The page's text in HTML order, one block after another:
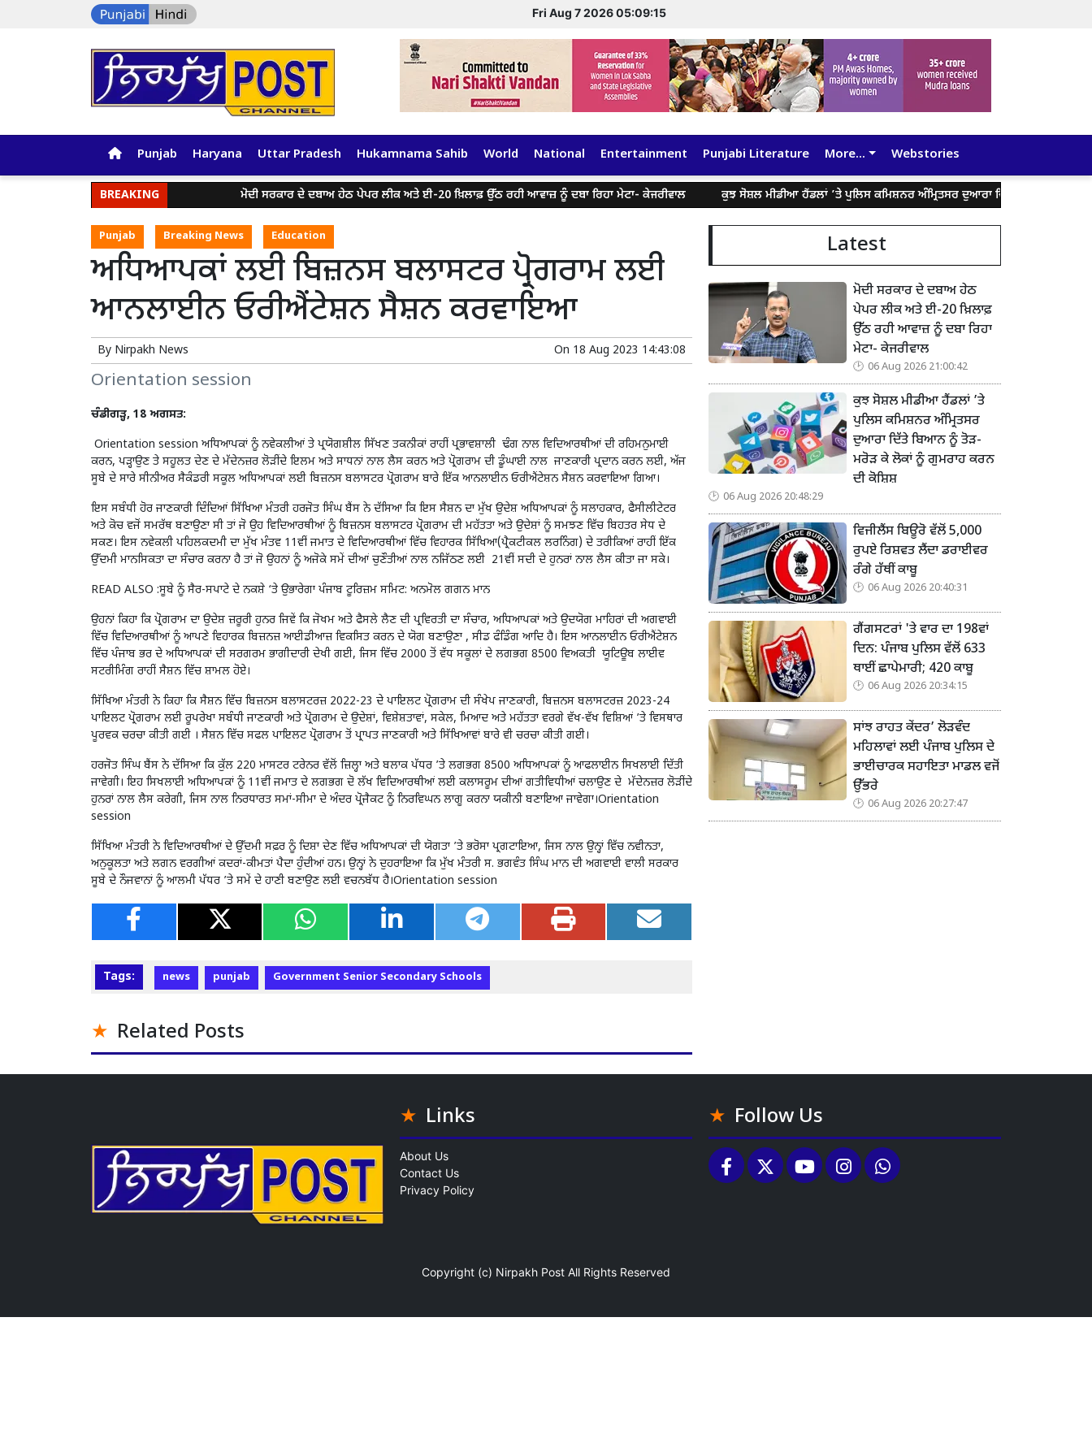
Fri Aug 7 2026 05:09:16
Punjab Haryana Uttar Pradesh Hukamnama Sahib World National Entertainment Punjabi Literature More... Webstories
BREAKING ਮੋਦੀ ਸਰਕਾਰ ਦੇ ਦਬਾਅ ਹੇਠ ਪੇਪਰ ਲੀਕ ਅਤੇ ਈ-20 ਖ਼ਿਲਾਫ਼ ਉੱਠ ਰਹੀ ਆਵਾਜ਼ ਨੂੰ ਦਬਾ ਰਿਹਾ ਮੇਟਾ- ਕੇਜਰੀਵਾਲ ਕੁਝ ਸੋਸ਼ਲ ਮੀਡੀਆ ਹੈਂਡਲਾਂ ’ਤੇ ਪੁਲਿਸ ਕਮਿਸ਼ਨਰ ਅੰਮ੍ਰਿਤਸਰ ਦੁਆਰਾ ਦਿੱਤੇ ਬਿਆਨ ਨੂੰ ਤੋੜ-ਮਰੋੜ
Punjab Breaking News Education
ਅਧਿਆਪਕਾਂ ਲਈ ਬਿਜ਼ਨਸ ਬਲਾਸਟਰ ਪ੍ਰੋਗਰਾਮ ਲਈ
ਆਨਲਾਈਨ ਓਰੀਐਂਟੇਸ਼ਨ ਸੈਸ਼ਨ ਕਰਵਾਇਆ
By Nirpakh News On 18 Aug 2023 14:43:08
Orientation session
ਚੰਡੀਗੜ੍ਹ, 18 ਅਗਸਤ:
Orientation session ਅਧਿਆਪਕਾਂ ਨੂੰ ਨਵੇਕਲੀਆਂ ਤੇ ਪ੍ਰਯੋਗਸ਼ੀਲ ਸਿੱਖਣ ਤਕਨੀਕਾਂ ਰਾਹੀਂ ਪ੍ਰਭਾਵਸ਼ਾਲੀ ਢੰਗ ਨਾਲ ਵਿਦਿਆਰਥੀਆਂ ਦੀ ਰਹਿਮਨੁਮਾਈ
ਕਰਨ, ਪੜ੍ਹਾਉਣ ਤੇ ਸਹੂਲਤ ਦੇਣ ਦੇ ਮੱਦੇਨਜ਼ਰ ਲੋੜੀਂਦੇ ਇਲਮ ਅਤੇ ਸਾਧਨਾਂ ਨਾਲ ਲੈਸ ਕਰਨ ਅਤੇ ਪ੍ਰੋਗਰਾਮ ਦੀ ਡੂੰਘਾਈ ਨਾਲ ਜਾਣਕਾਰੀ ਪ੍ਰਦਾਨ ਕਰਨ ਲਈ, ਅੱਜ
ਸੂਬੇ ਦੇ ਸਾਰੇ ਸੀਨੀਅਰ ਸੈਕੰਡਰੀ ਸਕੂਲ ਅਧਿਆਪਕਾਂ ਲਈ ਬਿਜ਼ਨਸ ਬਲਾਸਟਰ ਪ੍ਰੋਗਰਾਮ ਬਾਰੇ ਇੱਕ ਆਨਲਾਈਨ ਓਰੀਐਂਟੇਸ਼ਨ ਸੈਸ਼ਨ ਕਰਵਾਇਆ ਗਿਆ।
ਇਸ ਸਬੰਧੀ ਹੋਰ ਜਾਣਕਾਰੀ ਦਿੰਦਿਆਂ ਸਿੱਖਿਆ ਮੰਤਰੀ ਹਰਜੋਤ ਸਿੰਘ ਬੈਂਸ ਨੇ ਦੱਸਿਆ ਕਿ ਇਸ ਸੈਸ਼ਨ ਦਾ ਮੁੱਖ ਉਦੇਸ਼ ਅਧਿਆਪਕਾਂ ਨੂੰ ਸਲਾਹਕਾਰ, ਫੈਸੀਲੀਟੇਟਰ
ਅਤੇ ਕੋਚ ਵਜੋਂ ਸਮਰੱਥ ਬਣਾਉਣਾ ਸੀ ਤਾਂ ਜੋ ਉਹ ਵਿਦਿਆਰਥੀਆਂ ਨੂੰ ਬਿਜ਼ਨਸ ਬਲਾਸਟਰ ਪ੍ਰੋਗਰਾਮ ਦੀ ਮਹੱਤਤਾ ਅਤੇ ਉਦੇਸ਼ਾਂ ਨੂੰ ਸਮਝਣ ਵਿੱਚ ਬਿਹਤਰ ਸੇਧ ਦੇ
ਸਕਣ। ਇਸ ਨਵੇਕਲੀ ਪਹਿਲਕਦਮੀ ਦਾ ਮੁੱਖ ਮੰਤਵ 11ਵੀਂ ਜਮਾਤ ਦੇ ਵਿਦਿਆਰਥੀਆਂ ਵਿੱਚ ਵਿਹਾਰਕ ਸਿੱਖਿਆ(ਪ੍ਰੈਕਟੀਕਲ ਲਰਨਿੰਗ) ਦੇ ਤਰੀਕਿਆਂ ਰਾਹੀਂ ਇੱਕ
ਉੱਦਮੀ ਮਾਨਸਿਕਤਾ ਦਾ ਸੰਚਾਰ ਕਰਨਾ ਹੈ ਤਾਂ ਜੋ ਉਹਨਾਂ ਨੂੰ ਅਜੋਕੇ ਸਮੇਂ ਦੀਆਂ ਚੁਣੌਤੀਆਂ ਨਾਲ ਨਜਿੱਠਣ ਲਈ 21ਵੀਂ ਸਦੀ ਦੇ ਹੁਨਰਾਂ ਨਾਲ ਲੈਸ ਕੀਤਾ ਜਾ ਸਕੇ।
READ ALSO :ਸੂਬੇ ਨੂੰ ਸੈਰ-ਸਪਾਟੇ ਦੇ ਨਕਸ਼ੇ ‘ਤੇ ਉਭਾਰੇਗਾ ਪੰਜਾਬ ਟੂਰਿਜ਼ਮ ਸਮਿਟ: ਅਨਮੋਲ ਗਗਨ ਮਾਨ
ਉਹਨਾਂ ਕਿਹਾ ਕਿ ਪ੍ਰੋਗਰਾਮ ਦਾ ਉਦੇਸ਼ ਜ਼ਰੂਰੀ ਹੁਨਰ ਜਿਵੇਂ ਕਿ ਜੋਖਮ ਅਤੇ ਫੈਸਲੇ ਲੈਣ ਦੀ ਪ੍ਰਵਿਰਤੀ ਦਾ ਸੰਚਾਰ, ਅਧਿਆਪਕਾਂ ਅਤੇ ਉਦਯੋਗ ਮਾਹਿਰਾਂ ਦੀ ਅਗਵਾਈ
ਵਿੱਚ ਵਿਦਿਆਰਥੀਆਂ ਨੂੰ ਆਪਣੇ ਵਿਹਾਰਕ ਬਿਜ਼ਨਜ਼ ਆਈਡੀਆਜ਼ ਵਿਕਸਿਤ ਕਰਨ ਦੇ ਯੋਗ ਬਣਾਉਣਾ , ਸੀਡ ਫੰਡਿੰਗ ਆਦਿ ਹੈ। ਇਸ ਆਨਲਾਈਨ ਓਰੀਐਂਟੇਸ਼ਨ
ਵਿੱਚ ਪੰਜਾਬ ਭਰ ਦੇ ਅਧਿਆਪਕਾਂ ਦੀ ਸਰਗਰਮ ਭਾਗੀਦਾਰੀ ਦੇਖੀ ਗਈ, ਜਿਸ ਵਿੱਚ 2000 ਤੋਂ ਵੱਧ ਸਕੂਲਾਂ ਦੇ ਲਗਭਗ 8500 ਵਿਅਕਤੀ ਯੂਟਿਊਬ ਲਾਈਵ
ਸਟਰੀਮਿੰਗ ਰਾਹੀਂ ਸੈਸ਼ਨ ਵਿੱਚ ਸ਼ਾਮਲ ਹੋਏ।
ਸਿੱਖਿਆ ਮੰਤਰੀ ਨੇ ਕਿਹਾ ਕਿ ਸੈਸ਼ਨ ਵਿੱਚ ਬਿਜ਼ਨਸ ਬਲਾਸਟਰਜ਼ 2022-23 ਦੇ ਪਾਇਲਟ ਪ੍ਰੋਗਰਾਮ ਦੀ ਸੰਖੇਪ ਜਾਣਕਾਰੀ, ਬਿਜ਼ਨਸ ਬਲਾਸਟਰਜ਼ 2023-24
ਪਾਇਲਟ ਪ੍ਰੋਗਰਾਮ ਲਈ ਰੂਪਰੇਖਾ ਸਬੰਧੀ ਜਾਣਕਾਰੀ ਅਤੇ ਪ੍ਰੋਗਰਾਮ ਦੇ ਉਦੇਸ਼ਾਂ, ਵਿਸ਼ੇਸ਼ਤਾਵਾਂ, ਸਕੇਲ, ਮਿਆਦ ਅਤੇ ਮਹੱਤਤਾ ਵਰਗੇ ਵੱਖ-ਵੱਖ ਵਿਸ਼ਿਆਂ ’ਤੇ ਵਿਸਥਾਰ
ਪੂਰਵਕ ਚਰਚਾ ਕੀਤੀ ਗਈ । ਸੈਸ਼ਨ ਵਿੱਚ ਸਫਲ ਪਾਇਲਟ ਪ੍ਰੋਗਰਾਮ ਤੋਂ ਪ੍ਰਾਪਤ ਜਾਣਕਾਰੀ ਅਤੇ ਸਿੱਖਿਆਵਾਂ ਬਾਰੇ ਵੀ ਚਰਚਾ ਕੀਤੀ ਗਈ।
ਹਰਜੋਤ ਸਿੰਘ ਬੈਂਸ ਨੇ ਦੱਸਿਆ ਕਿ ਕੁੱਲ 220 ਮਾਸਟਰ ਟਰੇਨਰ ਵੱਲੋਂ ਜ਼ਿਲ੍ਹਾ ਅਤੇ ਬਲਾਕ ਪੱਧਰ ’ਤੇ ਲਗਭਗ 8500 ਅਧਿਆਪਕਾਂ ਨੂੰ ਆਫਲਾਈਨ ਸਿਖਲਾਈ ਦਿੱਤੀ
ਜਾਵੇਗੀ। ਇਹ ਸਿਖਲਾਈ ਅਧਿਆਪਕਾਂ ਨੂੰ 11ਵੀਂ ਜਮਾਤ ਦੇ ਲਗਭਗ ਦੋ ਲੱਖ ਵਿਦਿਆਰਥੀਆਂ ਲਈ ਕਲਾਸਰੂਮ ਦੀਆਂ ਗਤੀਵਿਧੀਆਂ ਚਲਾਉਣ ਦੇ ਮੱਦੇਨਜ਼ਰ ਲੋੜੀਂਦੇ
ਹੁਨਰਾਂ ਨਾਲ ਲੈਸ ਕਰੇਗੀ, ਜਿਸ ਨਾਲ ਨਿਰਧਾਰਤ ਸਮਾਂ-ਸੀਮਾ ਦੇ ਅੰਦਰ ਪ੍ਰੋਜੈਕਟ ਨੂੰ ਨਿਰਵਿਘਨ ਲਾਗੂ ਕਰਨਾ ਯਕੀਨੀ ਬਣਾਇਆ ਜਾਵੇਗਾ।Orientation
session
ਸਿੱਖਿਆ ਮੰਤਰੀ ਨੇ ਵਿਦਿਆਰਥੀਆਂ ਦੇ ਉੱਦਮੀ ਸਫ਼ਰ ਨੂੰ ਦਿਸ਼ਾ ਦੇਣ ਵਿੱਚ ਅਧਿਆਪਕਾਂ ਦੀ ਯੋਗਤਾ ’ਤੇ ਭਰੋਸਾ ਪ੍ਰਗਟਾਇਆ, ਜਿਸ ਨਾਲ ਉਨ੍ਹਾਂ ਵਿੱਚ ਨਵੀਨਤਾ,
ਅਨੁਕੂਲਤਾ ਅਤੇ ਲਗਨ ਵਰਗੀਆਂ ਕਦਰਾਂ-ਕੀਮਤਾਂ ਪੈਦਾ ਹੁੰਦੀਆਂ ਹਨ। ਉਨ੍ਹਾਂ ਨੇ ਦੁਹਰਾਇਆ ਕਿ ਮੁੱਖ ਮੰਤਰੀ ਸ. ਭਗਵੰਤ ਸਿੰਘ ਮਾਨ ਦੀ ਅਗਵਾਈ ਵਾਲੀ ਸਰਕਾਰ
ਸੂਬੇ ਦੇ ਨੌਜਵਾਨਾਂ ਨੂੰ ਆਲਮੀ ਪੱਧਰ ’ਤੇ ਸਮੇਂ ਦੇ ਹਾਣੀ ਬਣਾਉਣ ਲਈ ਵਚਨਬੱਧ ਹੈ।Orientation session
Tags: news punjab Government Senior Secondary Schools
Related Posts
Latest
ਮੋਦੀ ਸਰਕਾਰ ਦੇ ਦਬਾਅ ਹੇਠ
ਪੇਪਰ ਲੀਕ ਅਤੇ ਈ-20 ਖ਼ਿਲਾਫ਼
ਉੱਠ ਰਹੀ ਆਵਾਜ਼ ਨੂੰ ਦਬਾ ਰਿਹਾ
ਮੇਟਾ- ਕੇਜਰੀਵਾਲ
06 Aug 2026 21:00:42
ਕੁਝ ਸੋਸ਼ਲ ਮੀਡੀਆ ਹੈਂਡਲਾਂ ’ਤੇ
ਪੁਲਿਸ ਕਮਿਸ਼ਨਰ ਅੰਮ੍ਰਿਤਸਰ
ਦੁਆਰਾ ਦਿੱਤੇ ਬਿਆਨ ਨੂੰ ਤੋੜ-
ਮਰੋੜ ਕੇ ਲੋਕਾਂ ਨੂੰ ਗੁਮਰਾਹ ਕਰਨ
ਦੀ ਕੋਸ਼ਿਸ਼
06 Aug 2026 20:48:29
ਵਿਜੀਲੈਂਸ ਬਿਊਰੋ ਵੱਲੋਂ 5,000
ਰੁਪਏ ਰਿਸ਼ਵਤ ਲੈਂਦਾ ਡਰਾਈਵਰ
ਰੰਗੇ ਹੱਥੀਂ ਕਾਬੂ
06 Aug 2026 20:40:31
ਗੈਂਗਸਟਰਾਂ 'ਤੇ ਵਾਰ ਦਾ 198ਵਾਂ
ਦਿਨ: ਪੰਜਾਬ ਪੁਲਿਸ ਵੱਲੋਂ 633
ਥਾਈਂ ਛਾਪੇਮਾਰੀ; 420 ਕਾਬੂ
06 Aug 2026 20:34:15
ਸਾਂਝ ਰਾਹਤ ਕੇਂਦਰ’ ਲੋੜਵੰਦ
ਮਹਿਲਾਵਾਂ ਲਈ ਪੰਜਾਬ ਪੁਲਿਸ ਦੇ
ਭਾਈਚਾਰਕ ਸਹਾਇਤਾ ਮਾਡਲ ਵਜੋਂ
ਉੱਭਰੇ
06 Aug 2026 20:27:47
Links
About Us
Contact Us
Privacy Policy
Follow Us
Copyright (c) Nirpakh Post All Rights Reserved